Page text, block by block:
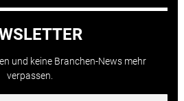
und keine Branchen-News mehr
verpassen.